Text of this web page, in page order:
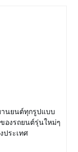
านยนต์ทุกรูปแบบ
องรถยนต์รุ่นใหม่ๆ
ประเทศ